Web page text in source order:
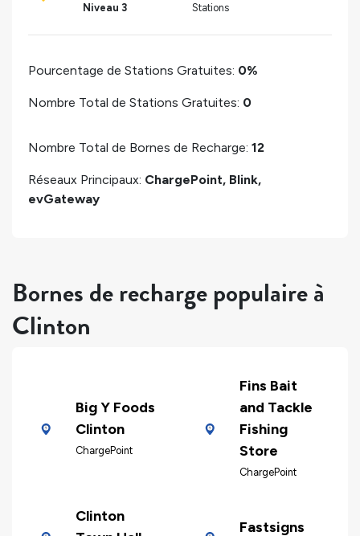
Niveau 3
Stations
Pourcentage de Stations Gratuites: 0%
Nombre Total de Stations Gratuites: 0
Nombre Total de Bornes de Recharge: 12
Réseaux Principaux: ChargePoint, Blink,
evGateway
Bornes de recharge populaire à
Clinton
Big Y Foods
Clinton
ChargePoint
Fins Bait
and Tackle
Fishing
Store
ChargePoint
Clinton
Fastsigns